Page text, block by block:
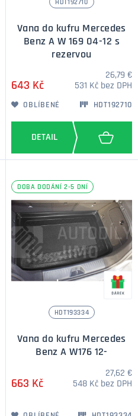
HDT192710
Vana do kufru Mercedes
Benz A W 169 04-12 s
rezervou
643 Kč
26,79 €
531 Kč bez DPH
OBLÍBENÉ HDT192710
DOBA DODÁNÍ 2-5 DNÍ
HDT193334
Vana do kufru Mercedes
Benz A W176 12-
663 Kč
27,62 €
548 Kč bez DPH